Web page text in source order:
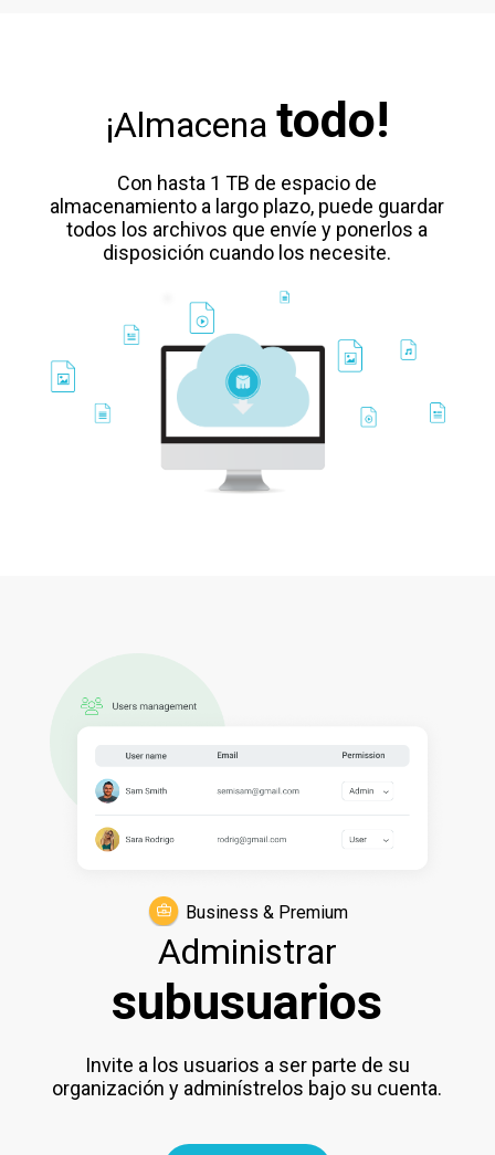
¡Almacena todo!
Con hasta 1 TB de espacio de
almacenamiento a largo plazo, puede guardar
todos los archivos que envíe y ponerlos a
disposición cuando los necesite.
Business & Premium
Administrar
subusuarios
Invite a los usuarios a ser parte de su
organización y adminístrelos bajo su cuenta.